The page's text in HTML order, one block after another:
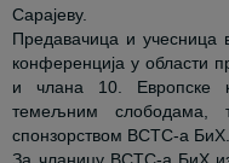
Сарајеву.
Предавачица и учесница
конференција у области
и члана 10. Европске
темељним слободама,
спонзорством ВСТС-а БиХ.
За чланицу ВСТС-а БиХ